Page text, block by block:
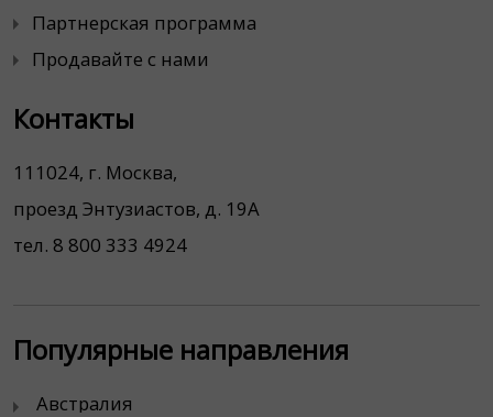
Партнерская программа
Продавайте с нами
Контакты
111024, г. Москва,
проезд Энтузиастов, д. 19А
тел. 8 800 333 4924
Популярные направления
Австралия